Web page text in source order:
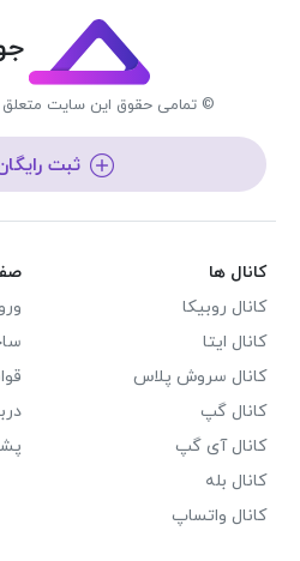
© تمامی حقوق این سایت
ثبت
کانال ها
کانال روبیکا
کانال ایتا
کانال سروش پلاس
کانال گپ
کانال آی گپ
کانال بله
کانال واتساپ